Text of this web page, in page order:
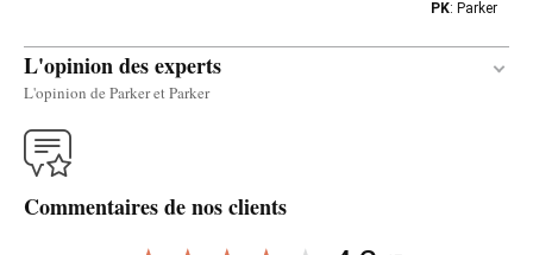
PK: Parker
L'opinion des experts
L'opinion de Parker et Parker
Traduire
Commentaires de nos clients